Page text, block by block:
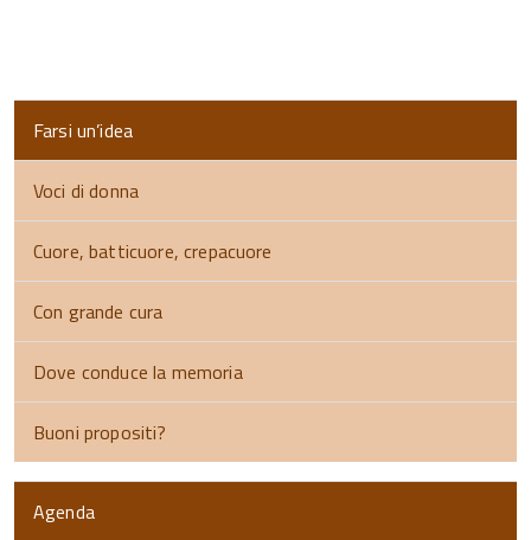
Farsi un’idea
Voci di donna
Cuore, batticuore, crepacuore
Con grande cura
Dove conduce la memoria
Buoni propositi?
Agenda